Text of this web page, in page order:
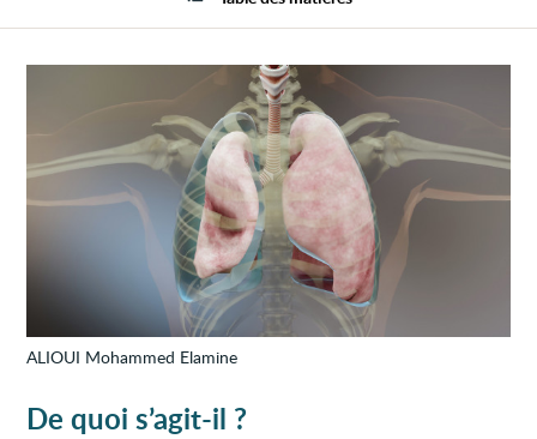
ALIOUI Mohammed Elamine
De quoi s’agit-il ?